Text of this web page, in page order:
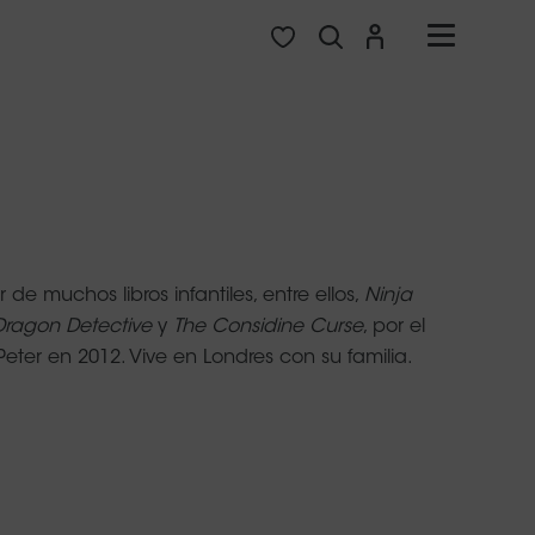
muchos libros infantiles, entre ellos, Ninja
Detectivey The Considine Curse, por el
en 2012. Vive en Londres con su familia.